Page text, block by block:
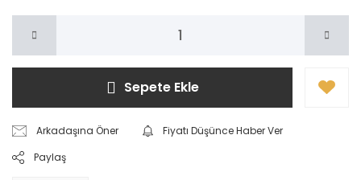
Sepete Ekle
Arkadaşına Öner
Fiyatı Düşünce Haber Ver
Paylaş